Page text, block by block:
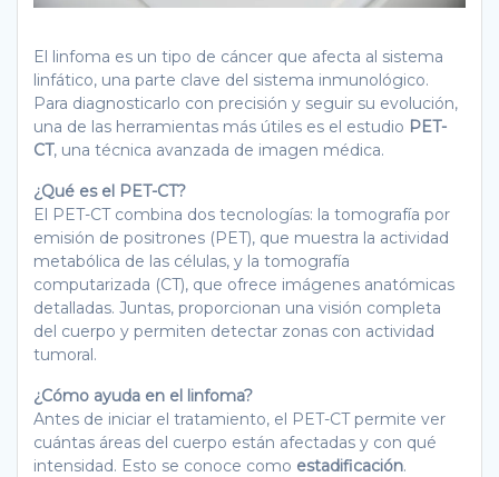
El linfoma es un tipo de cáncer que afecta al sistema
linfático, una parte clave del sistema inmunológico.
Para diagnosticarlo con precisión y seguir su evolución,
una de las herramientas más útiles es el estudio PET-
CT, una técnica avanzada de imagen médica.
¿Qué es el PET-CT?
El PET-CT combina dos tecnologías: la tomografía por
emisión de positrones (PET), que muestra la actividad
metabólica de las células, y la tomografía
computarizada (CT), que ofrece imágenes anatómicas
detalladas. Juntas, proporcionan una visión completa
del cuerpo y permiten detectar zonas con actividad
tumoral.
¿Cómo ayuda en el linfoma?
Antes de iniciar el tratamiento, el PET-CT permite ver
cuántas áreas del cuerpo están afectadas y con qué
intensidad. Esto se conoce como estadificación.